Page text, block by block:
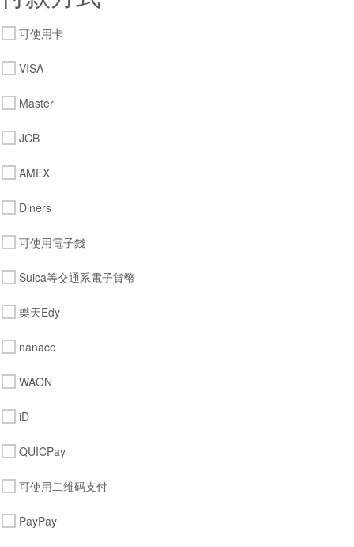
可使用卡
VISA
Master
JCB
AMEX
Diners
可使用電子錢
Suica等交通系電子貨幣
樂天Edy
nanaco
WAON
iD
QUICPay
可使用二维码支付
PayPay